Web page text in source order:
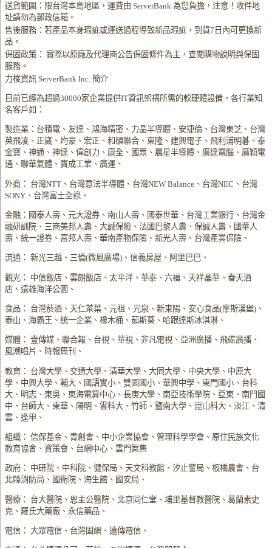
送貨範圍：限台灣本島地區，運費由 ServerBank 為您負擔，注意！收件地
址請勿為郵政信箱。
售後服務：若產品本身瑕疵或運送過程導致新品瑕疵，到貨7日內可更換新
品。
保固政策： 實際以原廠及代理商公告保固條件為主，查閱購物說明與保固
服務。
力梭資訊 ServerBank Inc. 簡介
目前已經為超過30000家企業提供IT資訊架構所需的軟硬體設備，各行業知
名客戶如：
製造業：台積電、友達、鴻海精密、力晶半導體、安捷倫、台灣東芝、台灣
英飛凌、正崴、均豪、宏正、和碩聯合、東隆、建興電子、飛利浦明碁、泰
金寶、神通、神達、偉創力、康全、國眾、晨星半導體、廣達電腦、廣穎電
通、聯華氣體、寶成工業、廣運、
外商： 台灣NTT、台灣意法半導體、台灣NEW Balance、台灣NEC、台灣
SONY、台灣富士全祿、
金融：國泰人壽、元大證券、南山人壽、國泰世華、台灣工業銀行、台灣金
融研訓院、三商美邦人壽、大誠保險、法國巴黎人壽、保誠人壽、國華人
壽、統一證券、富邦人壽、華南產物保險、新光人壽、台灣產業保險、
流通： 新光三越、三僑(微風廣場)、信義房屋、阿里巴巴、
觀光： 中信飯店、雲朗飯店、太平洋、華泰、六福、天祥晶華、春天酒
店、遠雄海洋公園、
食品： 台灣菸酒、天仁茶葉、元祖、光泉、新東陽、安心食品(摩斯漢堡)、
泰山、海霸王、統一企業、橡木桶、茹斯葵、哈跟達斯冰淇淋、
媒體： 壹傳媒、聯合報、台視、華視、非凡電視、亞洲廣播、飛碟廣播、
風潮唱片、時報周刊、
教育： 台灣大學、交通大學、清華大學、大同大學、中央大學、中原大
學、中興大學、輔大、國語實小、雙園國小、華興中學、東門國小、台科
大、明志、東吳、東海電算中心、長庚大學、南亞技術學院、亞東、南門國
中、台師大、東華、陽明、雲科大、竹師、暨南大學、崑山科大、淡江、清
雲、逢甲、
組織： 信保基金、青創會、中小企業協會、管理科學學會、原住民族文化
教育協會、資策會、台網中心、雲門舞集
政府： 中研院、中科院、健保局、天文科教館、汐止警局、板橋農會、台
北縣消防局、國衛院、海生館、國安局、
醫療： 台大醫院、恩主公醫院、北京同仁堂、埔里基督教醫院、葛蘭素史
克、羅氏大藥廠、永信藥品、
電信： 大眾電信、台灣固網、遠傳電信、